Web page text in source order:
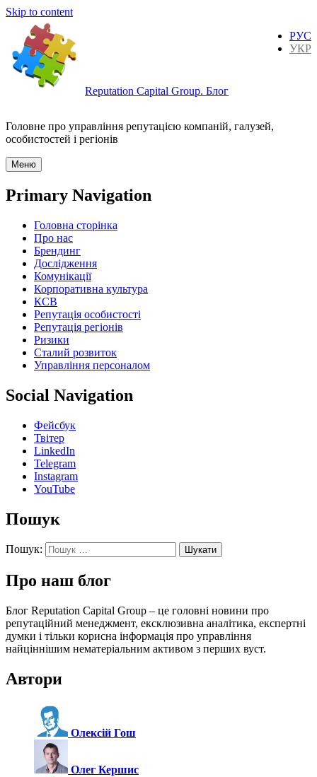
Skip to content
Reputation Capital Group. Блог
РУС
УКР
Головне про управління репутацією компаній, галузей,
особистостей і регіонів
Меню
Primary Navigation
Головна сторінка
Про нас
Брендинг
Дослідження
Комунікації
Корпоративна культура
КСВ
Репутація особистості
Репутація регіонів
Ризики
Сталий розвиток
Управління персоналом
Social Navigation
Фейсбук
Твітер
LinkedIn
Telegram
Instagram
YouTube
Пошук
Пошук:
Про наш блог
Блог Reputation Capital Group – це головні новини про
репутаційний менеджмент, ексклюзивна аналітика, експертні
думки і тільки корисна інформація про управління
найціннішим нематеріальним активом з перших вуст.
Автори
Олексій Гош
Олег Кершис